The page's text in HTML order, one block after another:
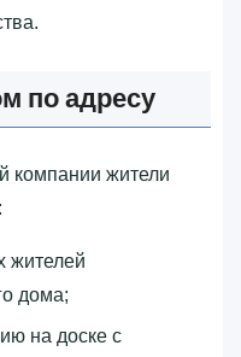
по адресу
компании жители
жителей
дома;
на доске с